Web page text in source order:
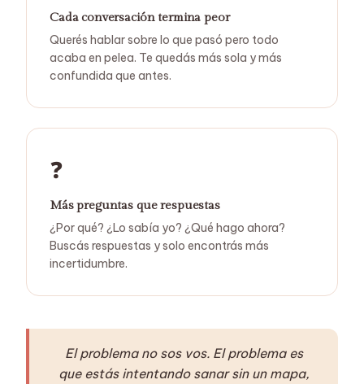
Cada conversación termina peor
Querés hablar sobre lo que pasó pero todo
acaba en pelea. Te quedás más sola y más
confundida que antes.
❓
Más preguntas que respuestas
¿Por qué? ¿Lo sabía yo? ¿Qué hago ahora?
Buscás respuestas y solo encontrás más
incertidumbre.
El problema no sos vos. El problema es
que estás intentando sanar sin un mapa,